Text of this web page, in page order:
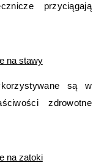
przyciągają
na stawy
są w
zdrowotne
na zatoki